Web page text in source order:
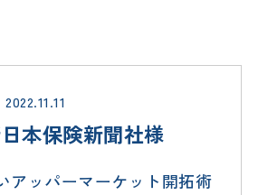
2022.11.11
本保険新聞社様
アッパーマーケット開拓術